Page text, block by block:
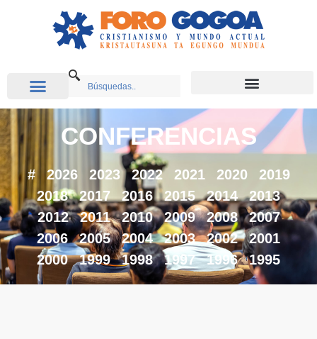
CONFERENCIAS
# 2026 2023 2022 2021 2020
2019
2018
2017 2016 2015 2014
2013
2012
2011 2010 2009 2008
2007
2006
2005 2004 2003 2002
2001
2000
1999 1998 1997 1996 1995